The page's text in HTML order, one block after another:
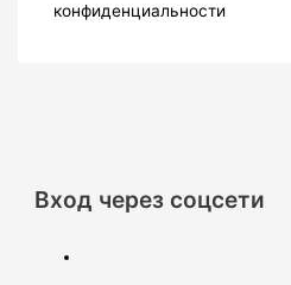
конфиденциальности
Вход через соцсети